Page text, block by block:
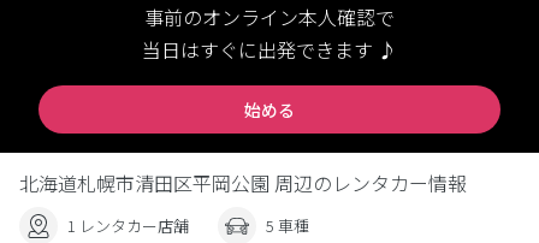
事前のオンライン本人確認で
当日はすぐに出発できます ♪
始める
北海道札幌市清田区平岡公園 周辺のレンタカー情報
1 レンタカー店舗 5 車種